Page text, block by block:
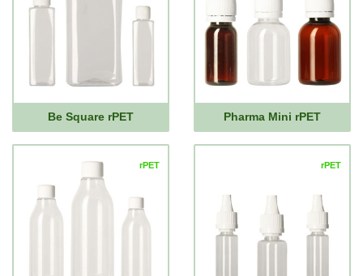
Be Square rPET Pharma Mini rPET
rPET rPET